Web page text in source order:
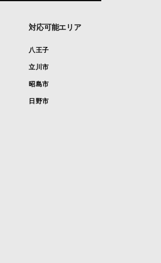
対応可能エリア
八王子
立川市
昭島市
日野市